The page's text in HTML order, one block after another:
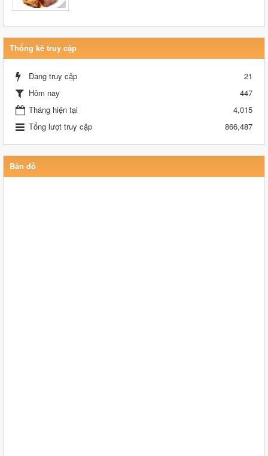
Thống kê truy cập
Đang truy cập
21
Hôm nay
447
Tháng hiện tại
4,015
Tổng lượt truy cập
866,487
Bản đồ